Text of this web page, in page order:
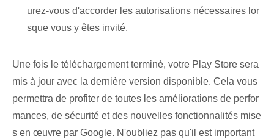
urez-vous d'accorder les autorisations nécessaires lor
sque vous y êtes invité.
Une fois le téléchargement terminé, votre Play ‍Store sera
mis à jour avec la dernière version disponible. Cela vous
permettra de profiter de toutes les améliorations de perfor
mances, de sécurité et des nouvelles fonctionnalités mise
s en œuvre par Google. N'oubliez pas qu'il est important